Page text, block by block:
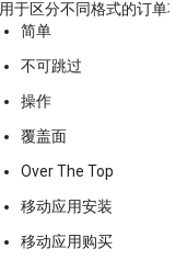
用于区分不同格式的订单
简单
不可跳过
操作
覆盖面
Over The Top
移动应用安装
移动应用购买